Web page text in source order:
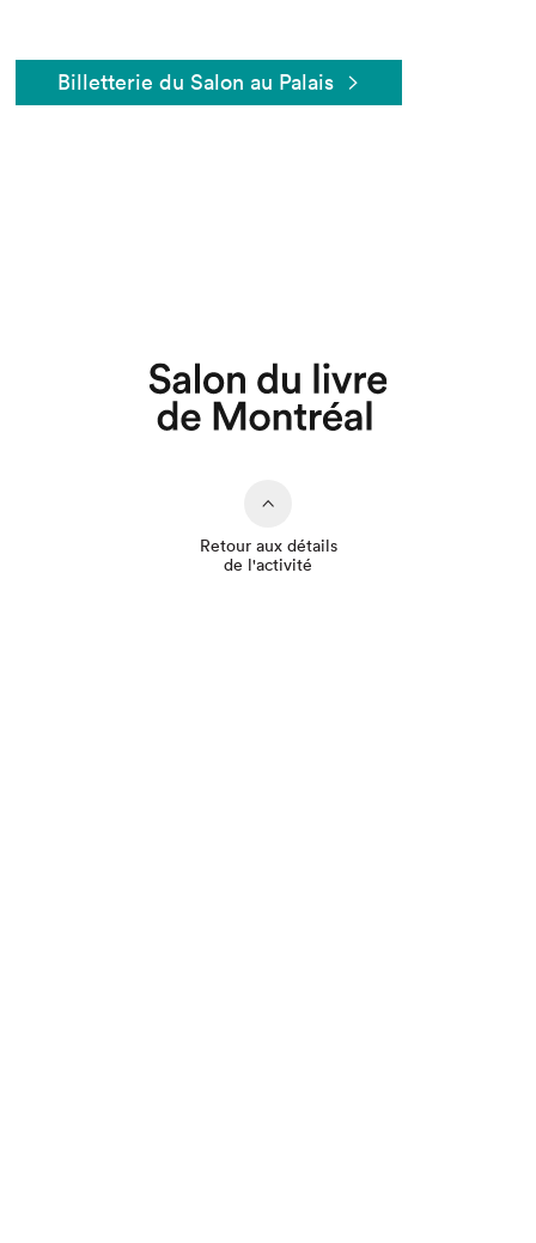
Billetterie du Salon au Palais
Retour aux détails
de l'activité